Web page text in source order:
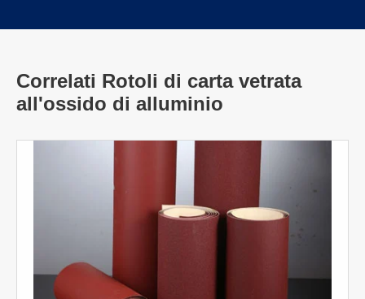
Correlati Rotoli di carta vetrata
all'ossido di alluminio